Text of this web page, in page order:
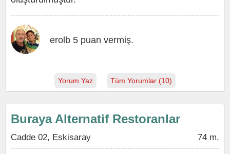
erolb 5 puan vermiş.
Yorum Yaz Tüm Yorumlar (10)
Buraya Alternatif Restoranlar
Cadde 02, Eskisaray 74 m.